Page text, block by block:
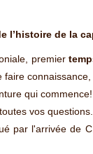
l’histoire de la
premier
faire
qui commence!
vos questions.
par l'arrivée de